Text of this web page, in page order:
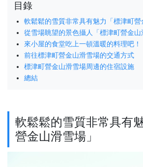
目錄
軟鬆鬆的雪質非常具有魅力「標津町營
從雪場眺望的景色攝人「標津町營金山
來小屋的食堂吃上一頓溫暖的料理吧！
前往標津町營金山滑雪場的交通方式
標津町營金山滑雪場周邊的住宿設施
總結
軟鬆鬆的雪質非常具有
營金山滑雪場」